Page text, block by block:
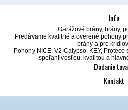
Info
Garážové brány, brány,
Predávame kvalitné a overené pohony
brány a pre
Pohony NICE, V2 Calypso, KEY,
spoľahlivosťou, kvalitou a
Dodanie
Kontakt